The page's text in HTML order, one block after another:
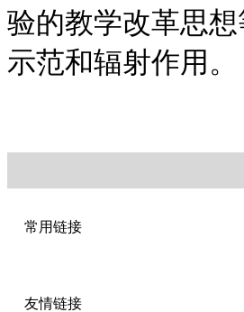
验的教学改革思
示范和辐射作用。
常用链接
友情链接